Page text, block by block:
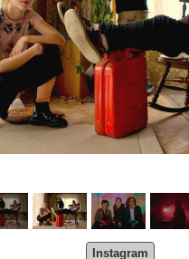
Instagram